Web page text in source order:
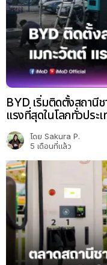
BYD เริ่มติดตั้งสถานี
แรงที่สุดในโลกทั่วประ
โดย Sakura P.
5 เดือนที่แล้ว